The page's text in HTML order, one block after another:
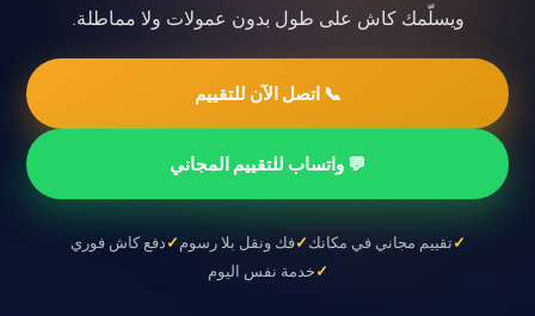
ويسلّمك كاش على طول بدون عمولات ولا مماطلة.
📞 اتصل الآن للتقييم
💬 واتساب للتقييم المجاني
تقييم مجاني في مكانك فك ونقل بلا رسوم
دفع كاش فوري
خدمة نفس اليوم